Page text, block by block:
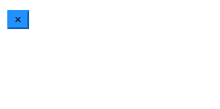
×